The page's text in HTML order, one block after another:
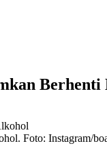
Foto: Instagram/